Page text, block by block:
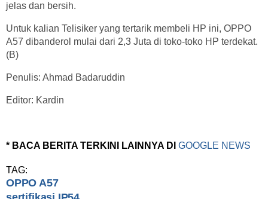
jelas dan bersih.
Untuk kalian Telisiker yang tertarik membeli HP ini, OPPO
A57 dibanderol mulai dari 2,3 Juta di toko-toko HP terdekat.
(B)
Penulis: Ahmad Badaruddin
Editor: Kardin
* BACA BERITA TERKINI LAINNYA DI GOOGLE NEWS
TAG:
OPPO A57